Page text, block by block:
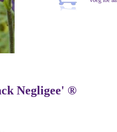
Negligee' ®